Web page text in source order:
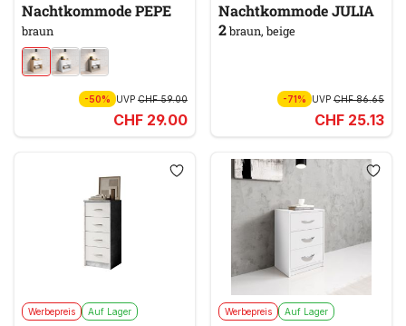
Nachtkommode PEPE
braun
-50% UVP CHF 59.00
CHF 29.00
Nachtkommode JULIA
2braun, beige
-71% UVPCHF 86.65
CHF 25.13
Werbepreis Auf Lager Werbepreis Auf Lager